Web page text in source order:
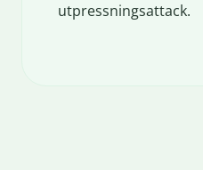
utpressningsattack.